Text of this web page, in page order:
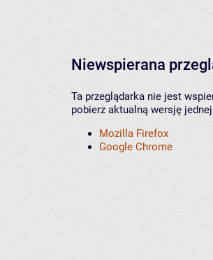
Niewspierana
Ta przeglądarka nie jest
pobierz aktualną wersję
Mozilla Firefox
Google Chrome